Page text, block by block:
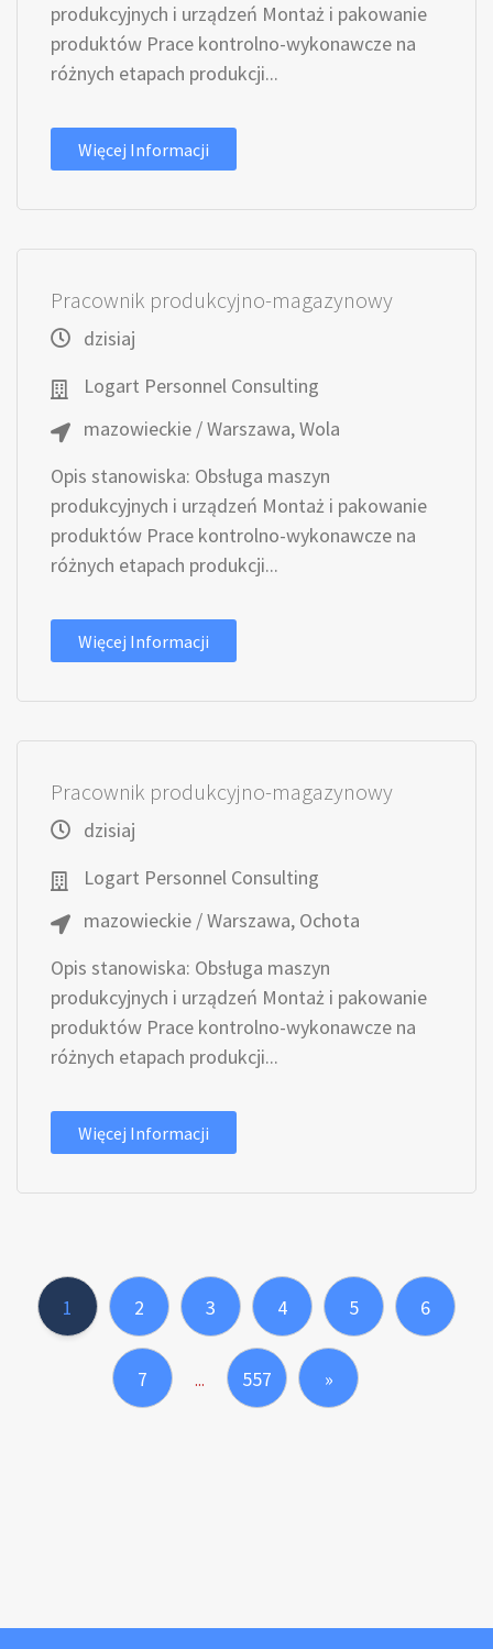
produkcyjnych i urządzeń Montaż i pakowanie
produktów Prace kontrolno-wykonawcze na
różnych etapach produkcji...
Więcej Informacji
Pracownik produkcyjno-magazynowy
dzisiaj
Logart Personnel Consulting
mazowieckie / Warszawa, Wola
Opis stanowiska: Obsługa maszyn
produkcyjnych i urządzeń Montaż i pakowanie
produktów Prace kontrolno-wykonawcze na
różnych etapach produkcji...
Więcej Informacji
Pracownik produkcyjno-magazynowy
dzisiaj
Logart Personnel Consulting
mazowieckie / Warszawa, Ochota
Opis stanowiska: Obsługa maszyn
produkcyjnych i urządzeń Montaż i pakowanie
produktów Prace kontrolno-wykonawcze na
różnych etapach produkcji...
Więcej Informacji
1 2 3 4 5 6
7 ... 557 »